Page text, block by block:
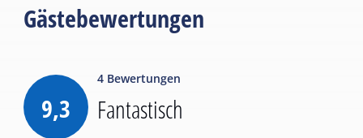
Gästebewertungen
9,3
4 Bewertungen
Fantastisch